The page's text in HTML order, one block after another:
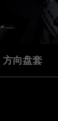
方向盘套